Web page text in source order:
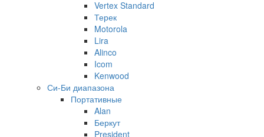
Vertex Standard
Терек
Motorola
Lira
Alinco
Icom
Kenwood
Си-Би диапазона
Портативные
Alan
Беркут
President